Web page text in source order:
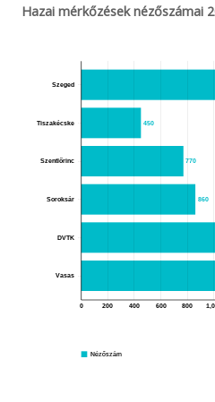
Hazai mérkőzések nézőszámai
450
770
860
0 200 400 600 800
Szeged
Tiszakécske
Szentlőrinc
Soroksár
DVTK
Vasas
Nézőszám